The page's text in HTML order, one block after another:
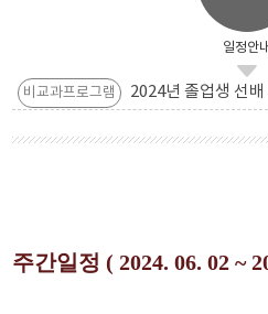
일정안내
비교과프로그램 2024년 졸업생 선
주간일정 ( 2024. 06. 02 ~